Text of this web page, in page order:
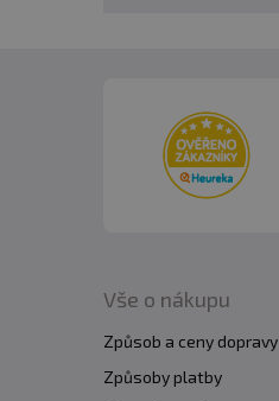
Vše o nákupu
Způsob a ceny dopravy
Způsoby platby